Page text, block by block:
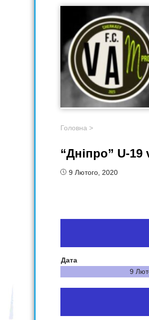
Головна >
“Дніпро” U-19
9 Лютого, 2020
Дата
9